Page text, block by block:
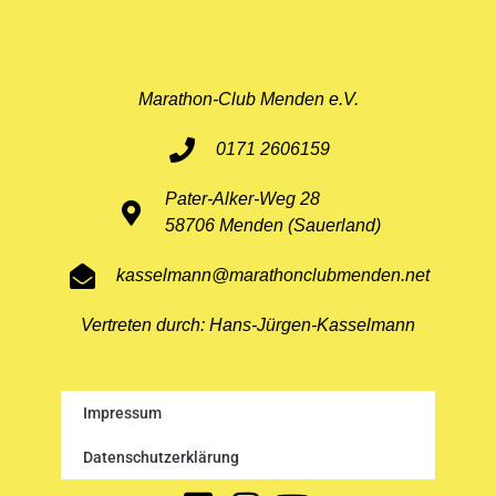
Marathon-Club Menden e.V.
0171 2606159
Pater-Alker-Weg 28
58706 Menden (Sauerland)
kasselmann@marathonclubmenden.net
Vertreten durch: Hans-Jürgen-Kasselmann
Impressum
Datenschutzerklärung